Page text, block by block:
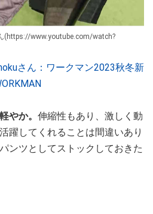
(https://www.youtube.com/watch?
さん：ワークマン2023秋冬新
やか。 伸縮性もあり、激しく動
躍してくれることは間違いあり
ンツとしてストックしておきた